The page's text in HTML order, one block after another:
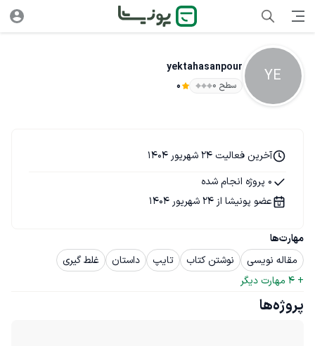
YE
yektahasanpour
سطح ۰ 0
مهارت‌ها
مقاله نویسی
نوشتن کتاب تایپ داستان
غلط گیری
+
4 مهارت دیگر
آخرین فعالیت 24 شهریور 1404
0 پروژه انجام شده
عضو پونیشا از 24 شهریور 1404
پروژه‌ها